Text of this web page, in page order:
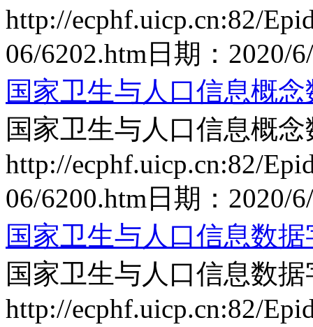
http://ecphf.uicp.cn:82/
06/6202.htm 日期： 2020/
国家卫生与人口信息概
国家卫生与人口信息概
http://ecphf.uicp.cn:82/
06/6200.htm 日期： 2020/
国家卫生与人口信息数
国家卫生与人口信息数
http://ecphf.uicp.cn:82/